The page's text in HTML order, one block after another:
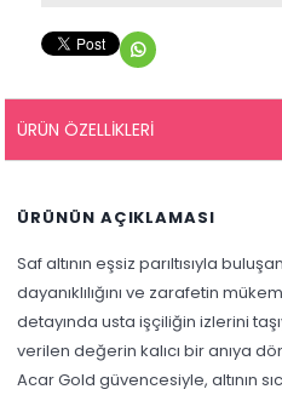
ÜRÜN ÖZELLIKLERI
ÜRÜNÜN AÇIKLAMASI
Saf altının eşsiz parıltısıyla
dayanıklılığını ve zarafetin
detayında usta işçiliğin izlerini
verilen değerin kalıcı bir anıya
Acar Gold güvencesiyle, altının